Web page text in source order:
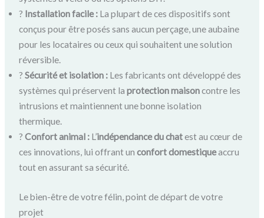
? Installation facile : La plupart de ces dispositifs sont
conçus pour être posés sans aucun perçage, une aubaine
pour les locataires ou ceux qui souhaitent une solution
réversible.
?️Sécurité et isolation : Les fabricants ont développé des
systèmes qui préservent laprotection maisoncontre les
intrusions et maintiennent une bonne isolation
thermique.
?Confort animal : L’indépendance du chatest au cœur de
ces innovations, lui offrant unconfort domestiqueaccru
tout en assurant sa sécurité.
Le bien-être de votre félin, point de départ de votre
projet